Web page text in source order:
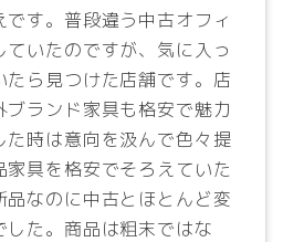
す。普段違う中古オフィ
いたのですが、気に入っ
ら見つけた店舗です。店
ランド家具も格安で魅力
た時は意向を汲んで色々提
具を格安でそろえていた
なのに中古とほとんど変
た。商品は粗末ではな